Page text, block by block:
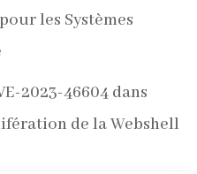
les Systèmes
2023-46604 dans
de la Webshell